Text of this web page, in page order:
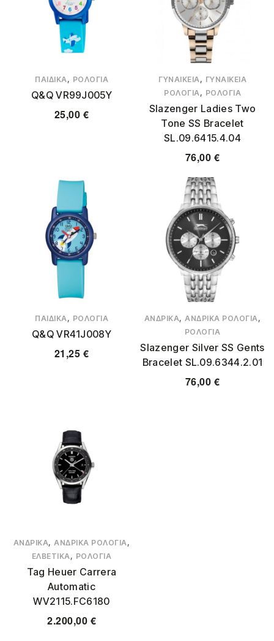
ΠΑΙΔΙΚΆ, ΡΟΛΌΓΙΑ
Q&Q VR99J005Y
25,00 €
ΓΥΝΑΙΚΕΊΑ, ΓΥΝΑΙΚΕΊΑ
ΡΟΛΌΓΙΑ, ΡΟΛΌΓΙΑ
Slazenger Ladies Two
Tone SS Bracelet
SL.09.6415.4.04
76,00 €
ΠΑΙΔΙΚΆ, ΡΟΛΌΓΙΑ
Q&Q VR41J008Y
21,25 €
ΑΝΔΡΙΚΆ,ΑΝΔΡΙΚΆ ΡΟΛΌΓΙΑ,
ΡΟΛΌΓΙΑ
Slazenger Silver SS Gents
Bracelet SL.09.6344.2.01
76,00 €
ΑΝΔΡΙΚΆ,ΑΝΔΡΙΚΆ ΡΟΛΌΓΙΑ,
ΕΛΒΕΤΙΚΆ, ΡΟΛΌΓΙΑ
Tag Heuer Carrera
Automatic
WV2115.FC6180
2.200,00 €